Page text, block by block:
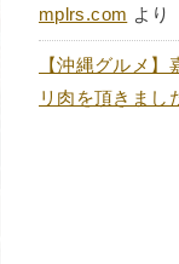
mplrs.com より
【沖縄グルメ
リ肉を頂きまし